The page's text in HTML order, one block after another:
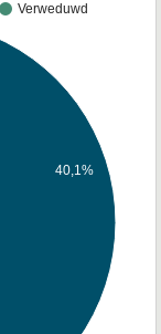
Verweduwd
40,1%